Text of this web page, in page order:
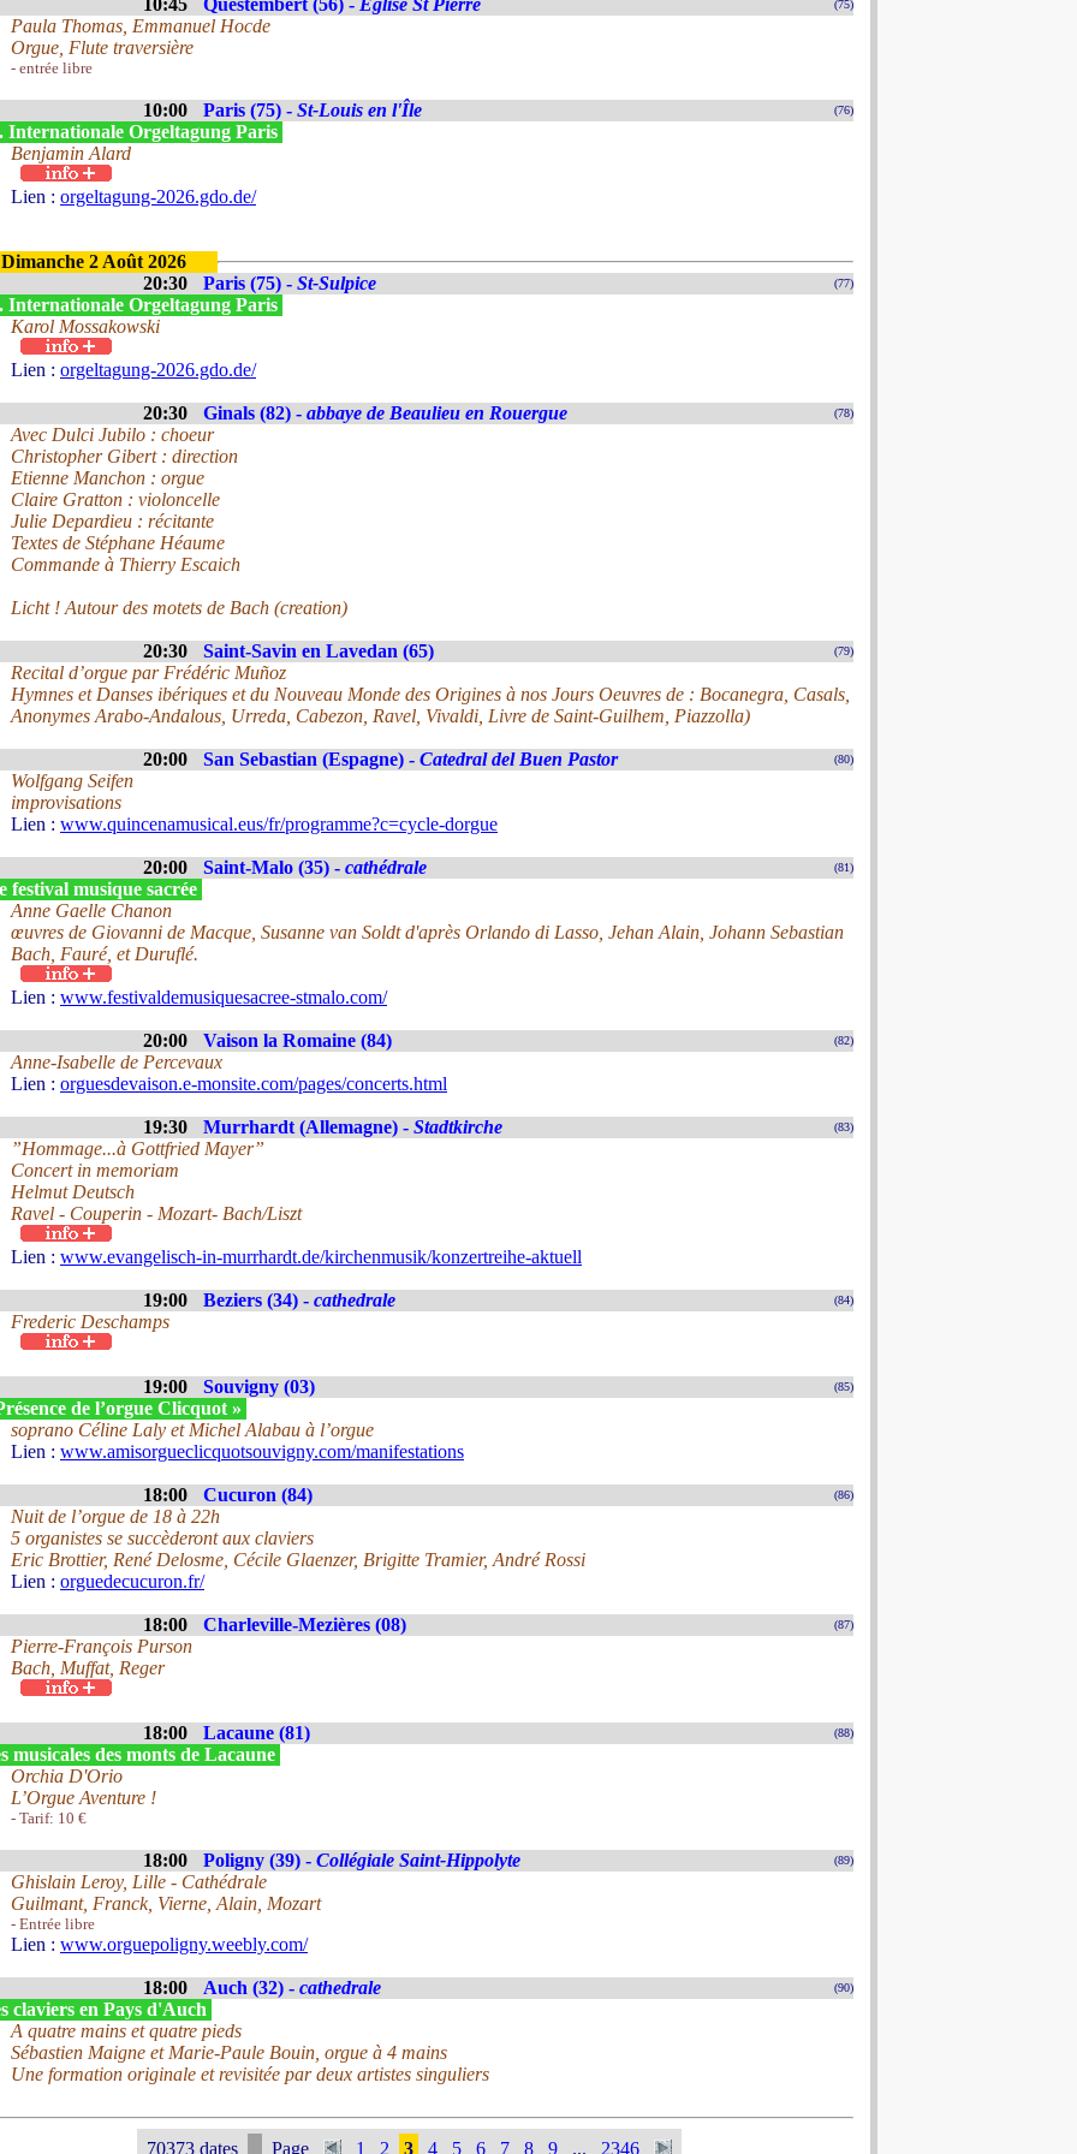
10:45 Questembert (56) - Eglise St Pierre (75)
Paula Thomas, Emmanuel Hocde
Orgue, Flute traversière
- entrée libre
10:00 Paris (75) - St-Louis en l'Île (76)
Internationale Orgeltagung Paris
Benjamin Alard
Lien : orgeltagung-2026.gdo.de/
Dimanche 2 Août 2026
20:30
Paris (75) - St-Sulpice (77)
Internationale Orgeltagung Paris
Karol Mossakowski
Lien : orgeltagung-2026.gdo.de/
20:30 Ginals (82) - abbaye de Beaulieu en Rouergue (78)
Avec Dulci Jubilo : choeur
Christopher Gibert : direction
Etienne Manchon : orgue
Claire Gratton : violoncelle
Julie Depardieu : récitante
Textes de Stéphane Héaume
Commande à Thierry Escaich
Licht ! Autour des motets de Bach (creation)
20:30 Saint-Savin en Lavedan (65) (79)
Recital d’orgue par Frédéric Muñoz
Hymnes et Danses ibériques et du Nouveau Monde des Origines à nos Jours Oeuvres de : Bocanegra, Casals,
Anonymes Arabo-Andalous, Urreda, Cabezon, Ravel, Vivaldi, Livre de Saint-Guilhem, Piazzolla)
20:00 San Sebastian (Espagne) - Catedral del Buen Pastor (80)
Wolfgang Seifen
improvisations
Lien : www.quincenamusical.eus/fr/programme?c=cycle-dorgue
20:00 Saint-Malo (35) - cathédrale (81)
festival musique sacrée
Anne Gaelle Chanon
œuvres de Giovanni de Macque, Susanne van Soldt d'après Orlando di Lasso, Jehan Alain, Johann Sebastian
Bach, Fauré, et Duruflé.
Lien : www.festivaldemusiquesacree-stmalo.com/
20:00 Vaison la Romaine (84) (82)
Anne-Isabelle de Percevaux
Lien : orguesdevaison.e-monsite.com/pages/concerts.html
19:30 Murrhardt (Allemagne) - Stadtkirche (83)
”Hommage...à Gottfried Mayer”
Concert in memoriam
Helmut Deutsch
Ravel - Couperin - Mozart- Bach/Liszt
Lien : www.evangelisch-in-murrhardt.de/kirchenmusik/konzertreihe-aktuell
19:00 Beziers (34) - cathedrale (84)
Frederic Deschamps
19:00 Souvigny (03) (85)
de l’orgue Clicquot »
soprano Céline Laly et Michel Alabau à l’orgue
Lien : www.amisorgueclicquotsouvigny.com/manifestations
18:00 Cucuron (84) (86)
Nuit de l’orgue de 18 à 22h
5 organistes se succèderont aux claviers
Eric Brottier, René Delosme, Cécile Glaenzer, Brigitte Tramier, André Rossi
Lien : orguedecucuron.fr/
18:00 Charleville-Mezières (08) (87)
Pierre-François Purson
Bach, Muffat, Reger
18:00 Lacaune (81) (88)
musicales des monts de Lacaune
Orchia D'Orio
L’Orgue Aventure !
- Tarif: 10 €
18:00 Poligny (39) - Collégiale Saint-Hippolyte (89)
Ghislain Leroy, Lille - Cathédrale
Guilmant, Franck, Vierne, Alain, Mozart
- Entrée libre
Lien : www.orguepoligny.weebly.com/
18:00 Auch (32) - cathedrale (90)
claviers en Pays d'Auch
A quatre mains et quatre pieds
Sébastien Maigne et Marie-Paule Bouin, orgue à 4 mains
Une formation originale et revisitée par deux artistes singuliers
70373 dates Page 1 2 3 4 5 6 7 8 9 ... 2346